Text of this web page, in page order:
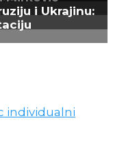
i Ukrajinu: